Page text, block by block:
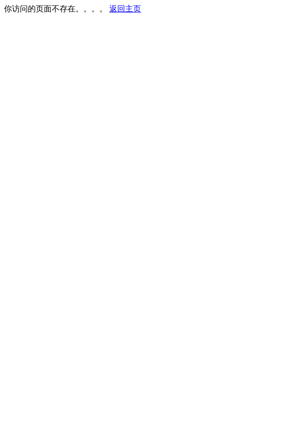
你访问的页面不存在。。。。 返回主页